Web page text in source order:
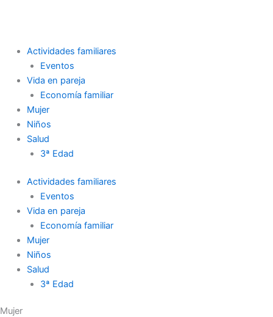
Actividades familiares
Eventos
Vida en pareja
Economía familiar
Mujer
Niños
Salud
3ª Edad
Actividades familiares
Eventos
Vida en pareja
Economía familiar
Mujer
Niños
Salud
3ª Edad
Mujer